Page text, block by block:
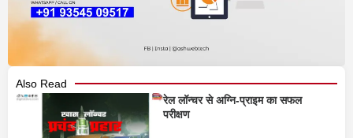
Also Read
रेल लॉन्चर से अग्नि-प्राइम का सफल
परीक्षण